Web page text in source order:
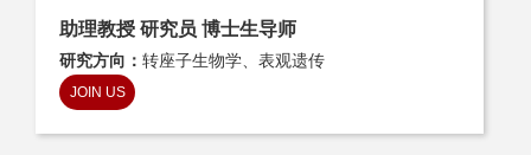
助理教授 研究员 博士生导师
研究方向： 转座子生物学、表观遗传
JOIN US